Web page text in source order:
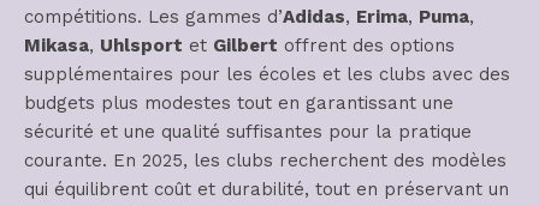
compétitions. Les gammes d’Adidas, Erima, Puma,
Mikasa, Uhlsport et Gilbert offrent des options
supplémentaires pour les écoles et les clubs avec des
budgets plus modestes tout en garantissant une
sécurité et une qualité suffisantes pour la pratique
courante. En 2025, les clubs recherchent des modèles
qui équilibrent coût et durabilité, tout en préservant un